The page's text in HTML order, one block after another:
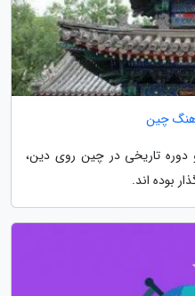
چین
دوره تاریخی در چین روی دین،
بوده اند.